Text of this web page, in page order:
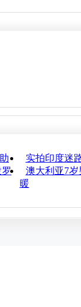
实拍印度迷
罗
澳大利亚7
暖